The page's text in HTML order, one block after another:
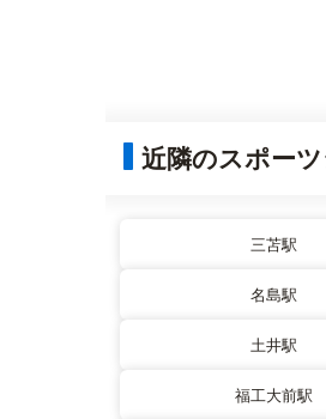
近隣のスポー
三苫駅
名島駅
土井駅
福工大前駅